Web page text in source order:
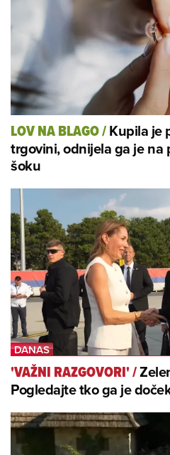
LOV NA BLAGO/Kupila je
trgovini, odnijela ga je na
šoku
'VAŽNI RAZGOVORI'/
Pogledajte tko ga je